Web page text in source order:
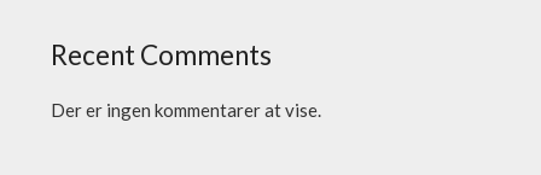
Recent Comments
Der er ingen kommentarer at vise.